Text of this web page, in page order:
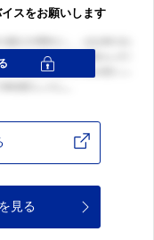
スをお願いします
見る